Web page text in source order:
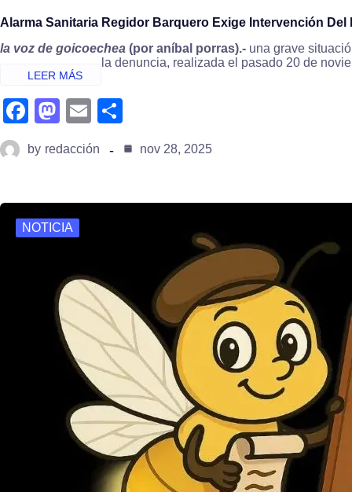
Alarma Sanitaria Regidor Barquero Exige Intervención
la voz de goicoechea (por aníbal porras).- una grave
la denuncia, realizada el pasado 20 de
fa
e
o
o
m
st
d
o
e
ail ar
by redacción nov 28, 2025
NOTICIA